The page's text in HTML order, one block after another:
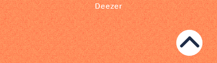
Deezer